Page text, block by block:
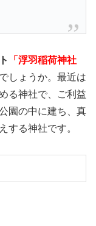
「浮羽稲荷神社
しょうか。最近は
る神社で、ご利益
園の中に建ち、真
する神社です。